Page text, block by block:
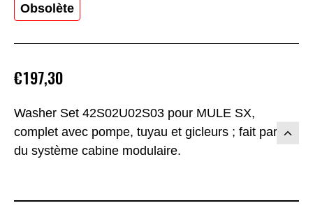
Washer Set 42S02U02S03 pour MULE SX,
complet avec pompe, tuyau et gicleurs ; fait partie
du système cabine modulaire.
€197,30
Obsolète